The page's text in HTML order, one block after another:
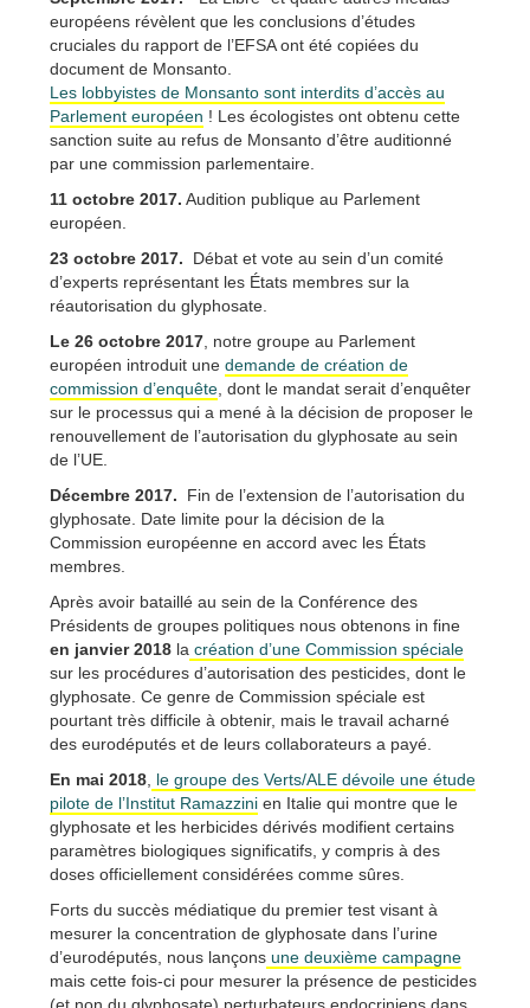
européens révèlent que les conclusions d’études
cruciales du rapport de l’EFSA ont été copiées du
document de Monsanto.
Les lobbyistes de Monsanto sont interdits d’accès au
Parlement européen ! Les écologistes ont obtenu cette
sanction suite au refus de Monsanto d’être auditionné
par une commission parlementaire.
11 octobre 2017. Audition publique au Parlement
européen.
23 octobre 2017. Débat et vote au sein d’un comité
d’experts représentant les États membres sur la
réautorisation du glyphosate.
Le 26 octobre 2017 , notre groupe au Parlement
européen introduit une demande de création de
commission d’enquête , dont le mandat serait d’enquêter
sur le processus qui a mené à la décision de proposer le
renouvellement de l’autorisation du glyphosate au sein
de l’UE.
Décembre 2017. Fin de l’extension de l’autorisation du
glyphosate. Date limite pour la décision de la
Commission européenne en accord avec les États
membres.
Après avoir bataillé au sein de la Conférence des
Présidents de groupes politiques nous obtenons in fine
en janvier 2018 la création d’une Commission spéciale
sur les procédures d’autorisation des pesticides, dont le
glyphosate. Ce genre de Commission spéciale est
pourtant très difficile à obtenir, mais le travail acharné
des eurodéputés et de leurs collaborateurs a payé.
En mai 2018 le groupe des Verts/ALE dévoile une étude
pilote de l’Institut Ramazzini en Italie qui montre que le
glyphosate et les herbicides dérivés modifient certains
paramètres biologiques significatifs, y compris à des
doses officiellement considérées comme sûres.
Forts du succès médiatique du premier test visant à
mesurer la concentration de glyphosate dans l’urine
d’eurodéputés, nous lançons une deuxième campagne
mais cette fois-ci pour mesurer la présence de pesticides
(et non du glyphosate) perturbateurs endocriniens dans